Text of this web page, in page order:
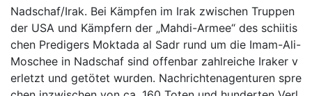
Nadschaf/Irak. Bei Kämpfen im Irak zwischen Truppen
der USA und Kämpfern der „Mahdi-Armee“ des schiitis
chen Predigers Moktada al Sadr rund um die Imam-Ali-
Moschee in Nadschaf sind offenbar zahlreiche Iraker v
erletzt und getötet wurden. Nachrichtenagenturen spre